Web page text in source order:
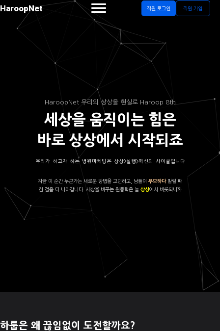
HaroopNet 직원 로그인 직원 가입
HaroopNet 우리의 상상을 현실로 Haroop 8th
세상을 움직이는 힘은
바로 상상에서 시작되죠
우리가 하고자 하는 병원마케팅은 상상>실행>혁신의 사이클입니다
지금 이 순간 누군가는 새로운 방법을 고민하고, 남들이 무모하다말릴 때
한 걸음 더 나아갑니다. 세상을 바꾸는 원동력은 늘 상상에서 비롯되니까
하룹은 왜 끊임없이 도전할까요?